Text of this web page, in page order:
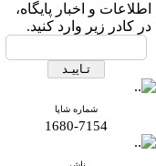
اطلاعات و اخبار پایگاه،
در کادر زیر وارد کنید.
شماره شاپا
1680-7154